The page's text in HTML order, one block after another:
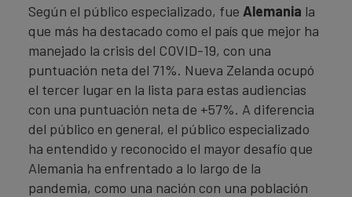
Según el público especializado, fue Alemania la
que más ha destacado como el país que mejor ha
manejado la crisis del COVID-19, con una
puntuación neta del 71%. Nueva Zelanda ocupó
el tercer lugar en la lista para estas audiencias
con una puntuación neta de +57%. A diferencia
del público en general, el público especializado
ha entendido y reconocido el mayor desafío que
Alemania ha enfrentado a lo largo de la
pandemia, como una nación con una población